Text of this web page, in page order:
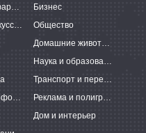
Медицина и фармацевтика
Бизнес
Культура и искусство
Общество
Домашние животные
Наука и образование
Транспорт и перевозки
Справочно-информационные системы
Реклама и полиграфия
Дом и интерьер